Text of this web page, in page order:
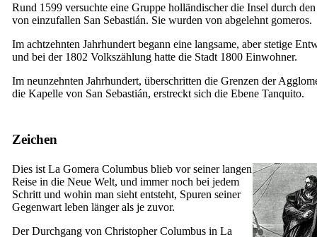
Rund 1599 versuchte eine Gruppe holländischer die Insel durch
von einzufallen San Sebastián. Sie wurden von abgelehnt gomeros.
Im achtzehnten Jahrhundert begann eine langsame, aber stetige
und bei der 1802 Volkszählung hatte die Stadt 1800 Einwohner.
Im neunzehnten Jahrhundert, überschritten die Grenzen der
die Kapelle von San Sebastián, erstreckt sich die Ebene Tanquito.
Zeichen
Dies ist La Gomera Columbus blieb vor seiner langen
Reise in die Neue Welt, und immer noch bei jedem
Schritt und wohin man sieht entsteht, Spuren seiner
Gegenwart leben länger als je zuvor.
Der Durchgang von Christopher Columbus in La